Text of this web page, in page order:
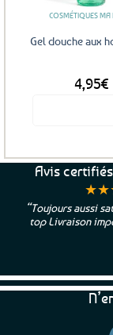
COSMÉTIQUES MA
Gel douche aux
4,95€
Avis certifiés
“Toujours aussi
top Livraison